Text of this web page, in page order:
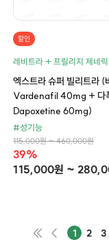
할인
레비트라 + 프릴리지 제네릭
엑스트라 슈퍼 빌리트라 (
Vardenafil 40mg + 다
Dapoxetine 60mg)
#성기능
115,000원 ~ 460,000원
39%
115,000원 ~
1 2 3